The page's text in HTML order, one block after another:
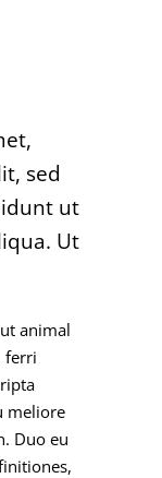
sed
ut
Ut
animal
ferri
meliore
Duo eu